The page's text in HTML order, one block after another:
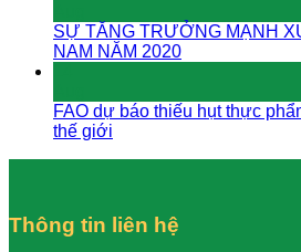
SỰ TĂNG TRƯỞNG MẠNH
NAM NĂM 2020
FAO dự báo thiếu hụt thực
thế giới
Thông tin liên hệ